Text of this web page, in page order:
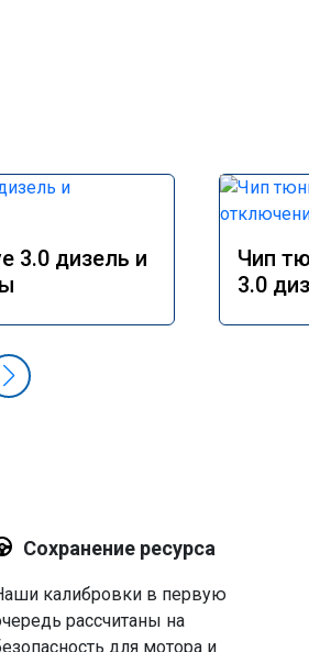
3.0 дизель и
Чип
3.0
Сохранение ресурса
калибровки в первую
рассчитаны на
для мотора и